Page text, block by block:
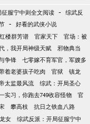
服宁中则全文阅读 - 综武反
- 好看的武侠小说
红楼群芳谱 官家天下
官场：被
，我开局神级天赋
邪物典当
争锋
七零嫁不育军官，军嫂多
着老婆孩子吃肉 官狱
镇龙
太监最风流
综武：开局圣心
实习，你跑去749收容怪物
官
攀高枝 抗日之铁血八路
女
综武反派：开局征服宁中